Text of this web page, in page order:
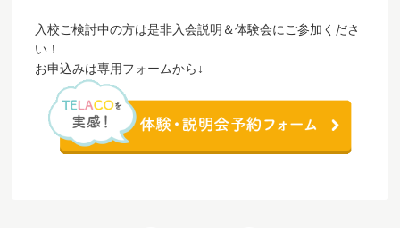
入校ご検討中の方は是非入会説明＆体験会にご参加くださ
い！
お申込みは専用フォームから↓